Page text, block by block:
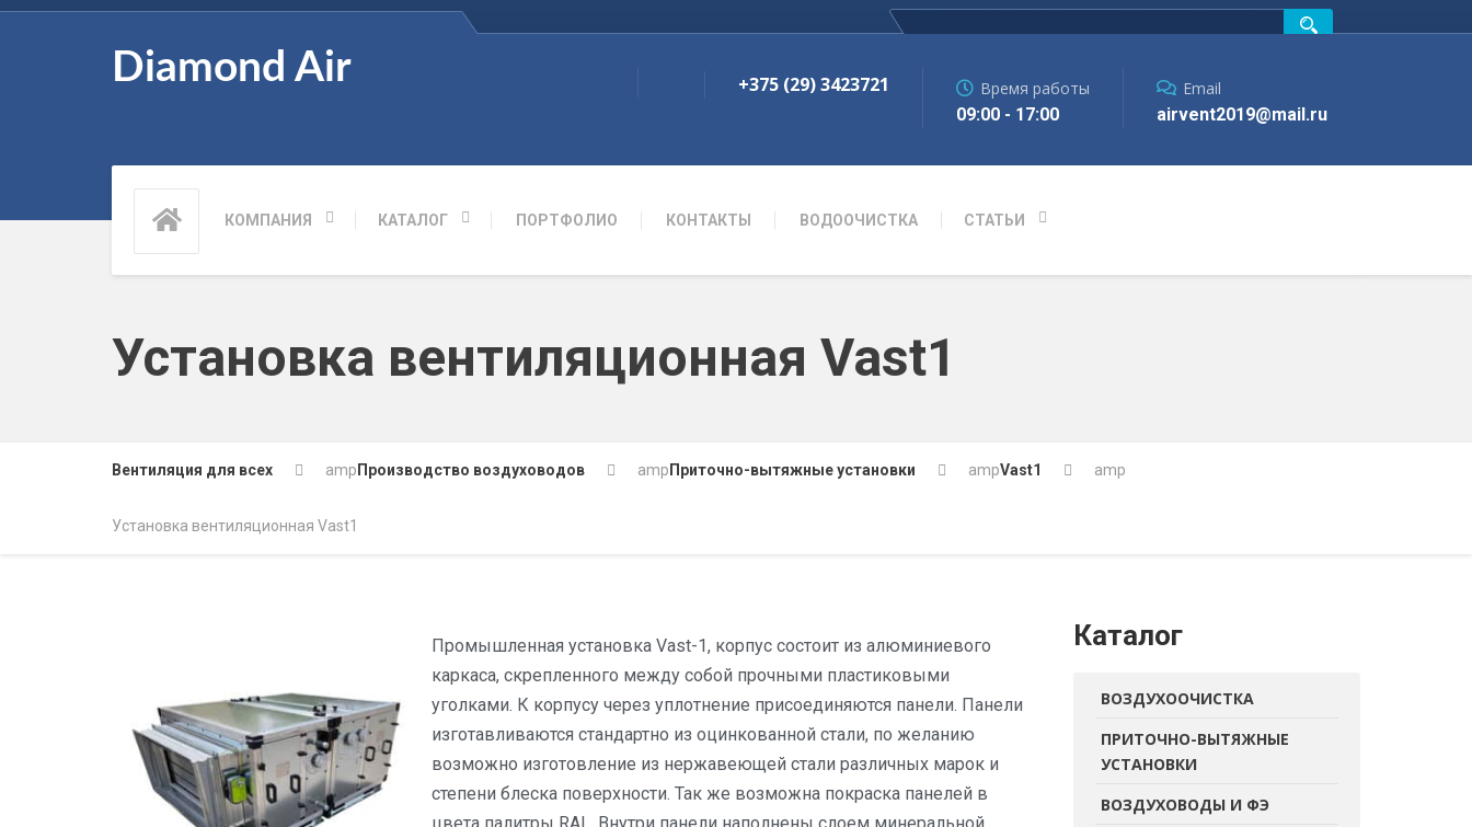
Diamond Air
КОМПАНИЯ КАТАЛОГ ПОРТФОЛИО КОНТАКТЫ ВОДООЧИСТКА СТАТЬИ
+375 (29) 3423721
Время работы
09:00 - 17:00
Email
airvent2019@mail.ru
Установка вентиляционная Vast1
Вентиляция для всех amp Производство воздуховодов amp Приточно-вытяжные установки ampVast1 amp
Установка вентиляционная Vast1
Промышленная установка Vast-1, корпус состоит из алюминиевого
каркаса, скрепленного между собой прочными пластиковыми
уголками. К корпусу через уплотнение присоединяются панели. Панели
изготавливаются стандартно из оцинкованной стали, по желанию
возможно изготовление из нержавеющей стали различных марок и
степени блеска поверхности. Так же возможна покраска панелей в
Каталог
ВОЗДУХООЧИСТКА
ПРИТОЧНО-ВЫТЯЖНЫЕ
УСТАНОВКИ
ВОЗДУХОВОДЫ И ФЭ